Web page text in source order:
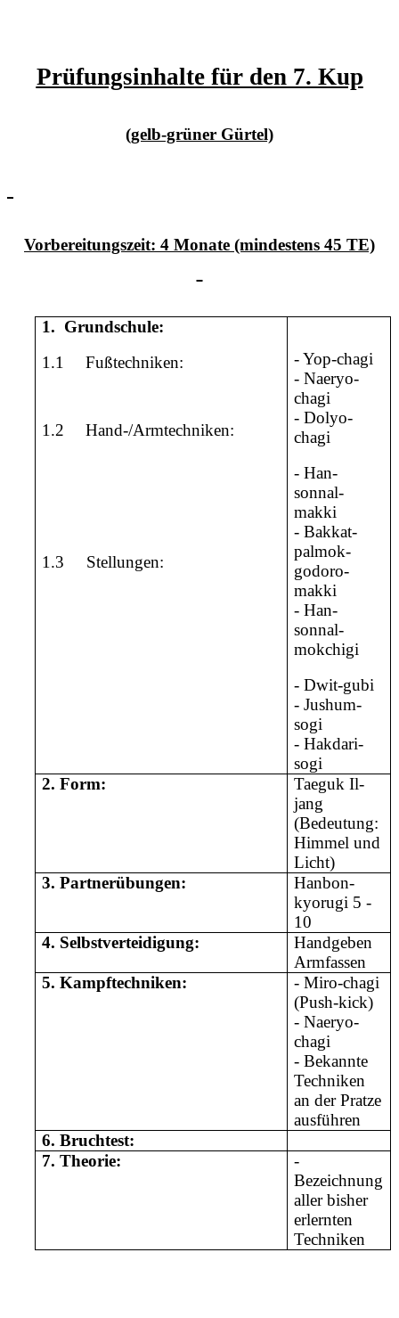
Prüfungsinhalte für den 7. Kup
(gelb-grüner Gürtel)
Vorbereitungszeit: 4 Monate (mindestens 45 TE)
1. Grundschule:
1.1
Fußtechniken:
1.2 Hand-/Armtechniken:
1.3 Stellungen:
- Yop-chagi
- Naeryo-
chagi
- Dolyo-
chagi
- Han-
sonnal-
makki
- Bakkat-
palmok-
godoro-
makki
- Han-
sonnal-
mokchigi
- Dwit-gubi
- Jushum-
sogi
- Hakdari-
sogi
2. Form:
Taeguk Il-
jang
(Bedeutung:
Himmel und
Licht)
3. Partnerübungen:
Hanbon-
kyorugi 5 -
10
4. Selbstverteidigung:
Handgeben
Armfassen
5. Kampftechniken:
- Miro-chagi
(Push-kick)
- Naeryo-
chagi
- Bekannte
Techniken
an der Pratze
ausführen
6. Bruchtest:
7. Theorie:
-
Bezeichnung
aller bisher
erlernten
Techniken